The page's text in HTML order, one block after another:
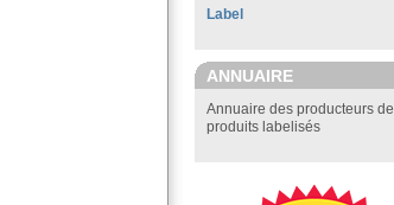
Label
ANNUAIRE
Annuaire des producteurs de
produits labelisés